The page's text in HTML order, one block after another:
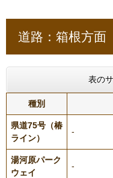
道路：箱根方面
表の
種別
県道75号（椿
ライン）
-
湯河原パーク
ウェイ
-